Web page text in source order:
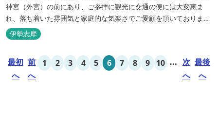
神宮（外宮）の前にあり、ご参拝に観光に交通の便には大変恵ま
れ、落ち着いた雰囲気と家庭的な気楽さでご愛顧を頂いておりま
す。
伊勢志摩
最初
へ
前
へ
1 2 3 4 5 6 7 8 9 10 ... 次
へ
最後
へ